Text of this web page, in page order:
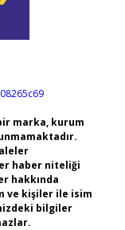
marka, kurum
haber niteliği
hakkında
ve kişiler ile isim
bilgiler